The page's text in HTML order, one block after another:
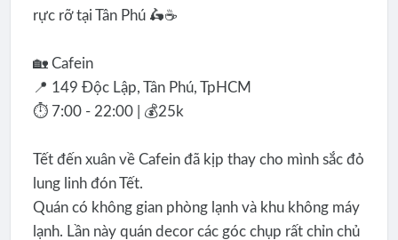
rực rỡ tại Tân Phú 🛵☕️
🏡 Cafein
📍 149 Độc Lập, Tân Phú, TpHCM
⏱ 7:00 - 22:00 | 💰25k
Tết đến xuân về Cafein đã kịp thay cho mình sắc đỏ
lung linh đón Tết.
Quán có không gian phòng lạnh và khu không máy
lạnh. Lần này quán decor các góc chụp rất chỉn chủ